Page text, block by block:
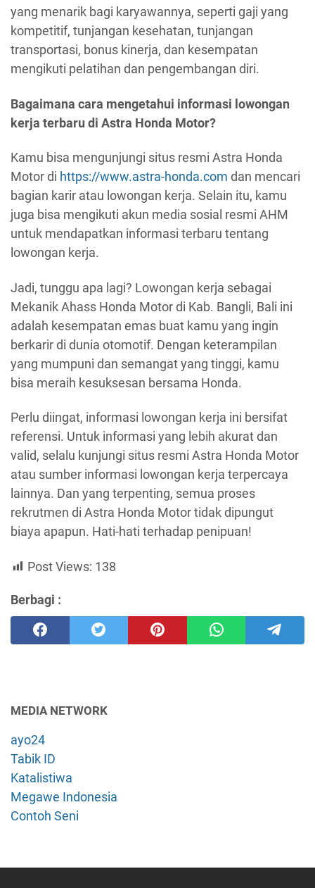
yang menarik bagi karyawannya, seperti gaji yang
kompetitif, tunjangan kesehatan, tunjangan
transportasi, bonus kinerja, dan kesempatan
mengikuti pelatihan dan pengembangan diri.
Bagaimana cara mengetahui informasi lowongan
kerja terbaru di Astra Honda Motor?
Kamu bisa mengunjungi situs resmi Astra Honda
Motor di https://www.astra-honda.com dan mencari
bagian karir atau lowongan kerja. Selain itu, kamu
juga bisa mengikuti akun media sosial resmi AHM
untuk mendapatkan informasi terbaru tentang
lowongan kerja.
Jadi, tunggu apa lagi? Lowongan kerja sebagai
Mekanik Ahass Honda Motor di Kab. Bangli, Bali ini
adalah kesempatan emas buat kamu yang ingin
berkarir di dunia otomotif. Dengan keterampilan
yang mumpuni dan semangat yang tinggi, kamu
bisa meraih kesuksesan bersama Honda.
Perlu diingat, informasi lowongan kerja ini bersifat
referensi. Untuk informasi yang lebih akurat dan
valid, selalu kunjungi situs resmi Astra Honda Motor
atau sumber informasi lowongan kerja terpercaya
lainnya. Dan yang terpenting, semua proses
rekrutmen di Astra Honda Motor tidak dipungut
biaya apapun. Hati-hati terhadap penipuan!
Post Views: 138
Berbagi :
MEDIA NETWORK
ayo24
Tabik ID
Katalistiwa
Megawe Indonesia
Contoh Seni